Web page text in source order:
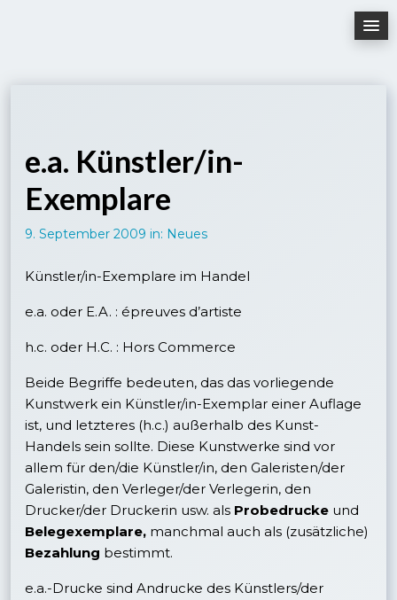
e.a. Künstler/in-
Exemplare
9. September 2009 in: Neues
Künstler/in-Exemplare im Handel
e.a. oder E.A. : épreuves d’artiste
h.c. oder H.C. : Hors Commerce
Beide Begriffe bedeuten, das das vorliegende
Kunstwerk ein Künstler/in-Exemplar einer Auflage
ist, und letzteres (h.c.) außerhalb des Kunst-
Handels sein sollte. Diese Kunstwerke sind vor
allem für den/die Künstler/in, den Galeristen/der
Galeristin, den Verleger/der Verlegerin, den
Drucker/der Druckerin usw. als Probedrucke und
Belegexemplare, manchmal auch als (zusätzliche)
Bezahlung bestimmt.
e.a.-Drucke sind Andrucke des Künstlers/der